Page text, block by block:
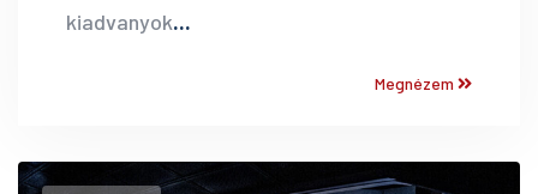
kiadvanyok...
Megnézem